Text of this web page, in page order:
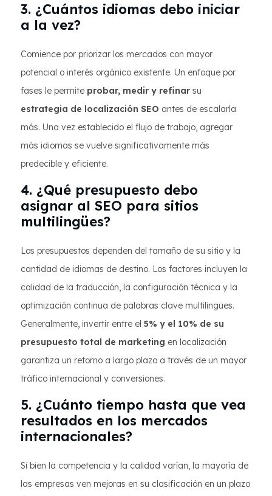
3. ¿Cuántos idiomas debo iniciar
a la vez?
Comience por priorizar los mercados con mayor
potencial o interés orgánico existente. Un enfoque por
fases le permite probar, medir y refinar su
estrategia de localización SEO antes de escalarla
más. Una vez establecido el flujo de trabajo, agregar
más idiomas se vuelve significativamente más
predecible y eficiente.
4. ¿Qué presupuesto debo
asignar al SEO para sitios
multilingües?
Los presupuestos dependen del tamaño de su sitio y la
cantidad de idiomas de destino. Los factores incluyen la
calidad de la traducción, la configuración técnica y la
optimización continua de palabras clave multilingües.
Generalmente, invertir entre el 5% y el 10% de su
presupuesto total de marketing en localización
garantiza un retorno a largo plazo a través de un mayor
tráfico internacional y conversiones.
5. ¿Cuánto tiempo hasta que vea
resultados en los mercados
internacionales?
Si bien la competencia y la calidad varían, la mayoría de
las empresas ven mejoras en su clasificación en un plazo